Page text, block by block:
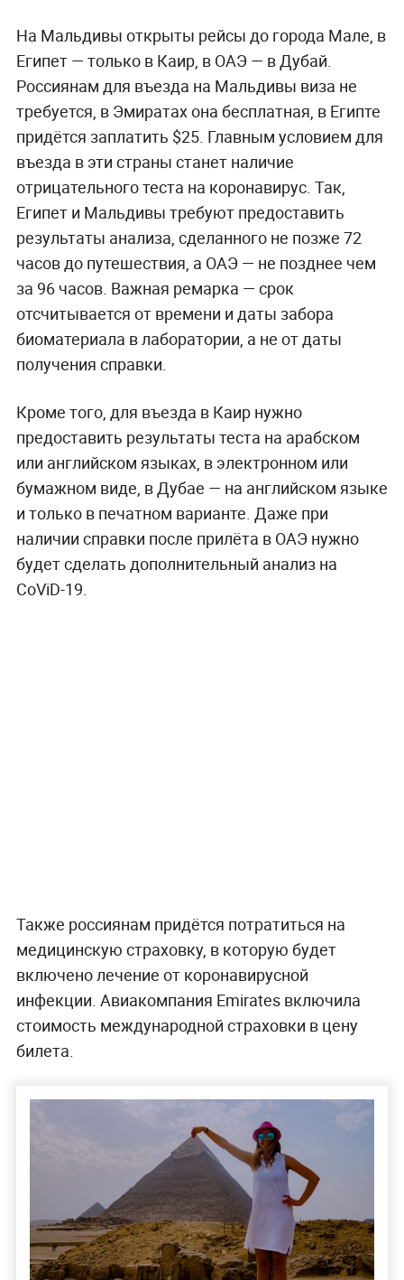
На Мальдивы открыты рейсы до города Мале, в
Египет — только в Каир, в ОАЭ — в Дубай.
Россиянам для въезда на Мальдивы виза не
требуется, в Эмиратах она бесплатная, в Египте
придётся заплатить $25. Главным условием для
въезда в эти страны станет наличие
отрицательного теста на коронавирус. Так,
Египет и Мальдивы требуют предоставить
результаты анализа, сделанного не позже 72
часов до путешествия, а ОАЭ — не позднее чем
за 96 часов. Важная ремарка — срок
отсчитывается от времени и даты забора
биоматериала в лаборатории, а не от даты
получения справки.
Кроме того, для въезда в Каир нужно
предоставить результаты теста на арабском
или английском языках, в электронном или
бумажном виде, в Дубае — на английском языке
и только в печатном варианте. Даже при
наличии справки после прилёта в ОАЭ нужно
будет сделать дополнительный анализ на
CoViD-19.
Также россиянам придётся потратиться на
медицинскую страховку, в которую будет
включено лечение от коронавирусной
инфекции. Авиакомпания Emirates включила
стоимость международной страховки в цену
билета.